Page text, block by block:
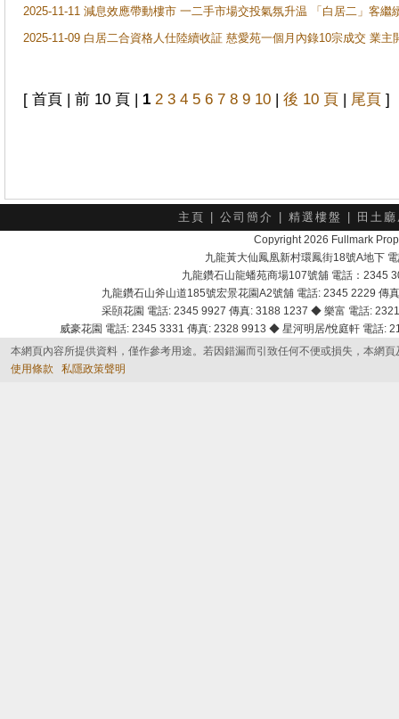
2025-11-11 減息效應帶動樓市 一二手市場交投氣氛升温 「白居二」客
2025-11-09 白居二合資格人仕陸續收証 慈愛苑一個月內錄10宗成交 業
[ 首頁 | 前 10 頁 | 1 2 3 4 5 6 7 8 9 10 | 後 10 頁 | 尾頁 ]
主頁 公司簡介 精選樓盤 田土
Copyright 2026 Fullmark
九龍黃大仙鳳凰新村環鳳街18號A地下
九龍鑽石山龍蟠苑商場107號舖 電話：2345
九龍鑽石山斧山道185號宏景花園A2號舖 電話: 2345 2229
采頣花園 電話: 2345 9927 傳真: 3188 1237 ◆ 樂富 電話:
威豪花園 電話: 2345 3331 傳真: 2328 9913 ◆ 星河明居/悅庭軒 電話
本網頁內容所提供資料，僅作參考用途。若因錯漏而引致任何不便或損失，本網
使用條款
私隱政策聲明